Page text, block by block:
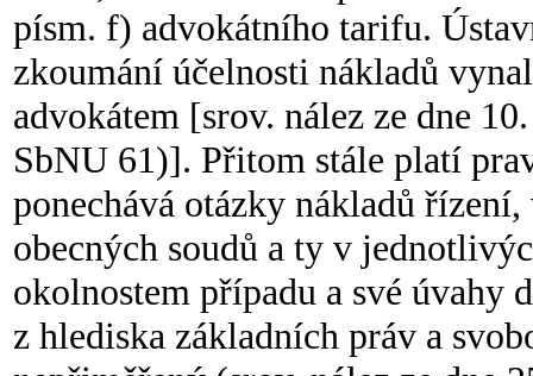
písm. f) advokátního tarifu.
zkoumání účelnosti nákladů
advokátem [srov. nález ze dne
SbNU 61)]. Přitom stále platí
ponechává otázky nákladů
obecných soudů a ty v
okolnostem případu a své úvahy
z hlediska základních práv a